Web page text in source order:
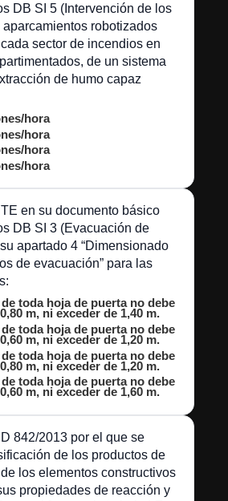
DB SI 5 (Intervención de los
aparcamientos robotizados
sector de incendios en
de un sistema
de humo capaz
hora
hora
hora
hora
en su documento básico
DB SI 3 (Evacuación de
apartado 4 “Dimensionado
de evacuación” para las
toda hoja de puerta no debe
m, ni exceder de 1,40 m.
toda hoja de puerta no debe
m, ni exceder de 1,20 m.
toda hoja de puerta no debe
m, ni exceder de 1,20 m.
toda hoja de puerta no debe
m, ni exceder de 1,60 m.
842/2013 por el que se
de los productos de
los elementos constructivos
propiedades de reacción y